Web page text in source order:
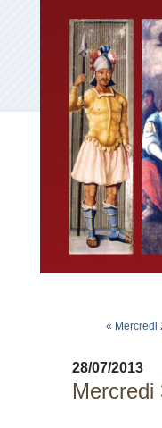
« Mercredi
28/07/2013
Mercredi